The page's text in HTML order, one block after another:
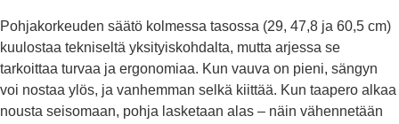
Pohjakorkeuden säätö kolmessa tasossa (29, 47,8 ja 60,5 cm)
kuulostaa tekniseltä yksityiskohdalta, mutta arjessa se
tarkoittaa turvaa ja ergonomiaa. Kun vauva on pieni, sängyn
voi nostaa ylös, ja vanhemman selkä kiittää. Kun taapero alkaa
nousta seisomaan, pohja lasketaan alas – näin vähennetään